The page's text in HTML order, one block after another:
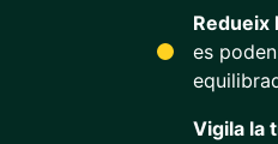
Redueix
es
Vigila la